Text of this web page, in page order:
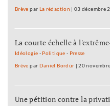
Brève par La rédaction |03 décembre
La courte échelle à
Idéologie - Politique - Presse
Brève par Daniel Bordür |20
Une pétition contre la